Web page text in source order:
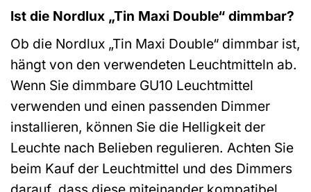
Ist die Nordlux „Tin Maxi Double“ dimmbar?
Ob die Nordlux „Tin Maxi Double“ dimmbar ist,
hängt von den verwendeten Leuchtmitteln ab.
Wenn Sie dimmbare GU10 Leuchtmittel
verwenden und einen passenden Dimmer
installieren, können Sie die Helligkeit der
Leuchte nach Belieben regulieren. Achten Sie
beim Kauf der Leuchtmittel und des Dimmers